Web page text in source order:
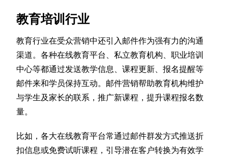
教育培训行业
教育行业在受众营销中还引入邮件作为强有力的沟通
渠道。各种在线教育平台、私立教育机构、职业培训
中心等都通过发送教学信息、课程更新、报名提醒等
邮件来和学员保持互动。邮件营销帮助教育机构维护
与学生及家长的联系，推广新课程，提升课程报名数
量。
比如，各大在线教育平台常通过邮件群发方式推送折
扣信息或免费试听课程，引导潜在客户转换为有效学